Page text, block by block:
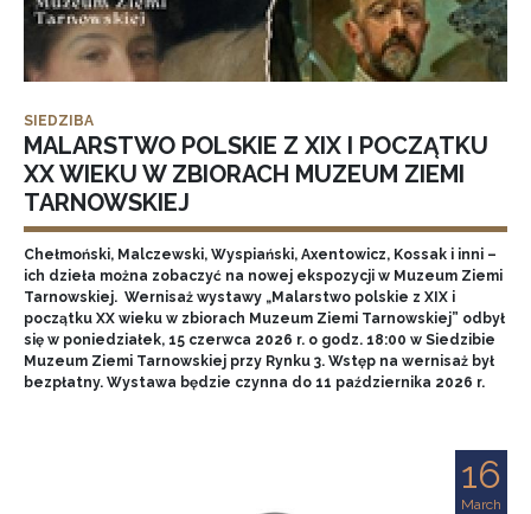
SIEDZIBA
MALARSTWO POLSKIE Z XIX I POCZĄTKU
XX WIEKU W ZBIORACH MUZEUM ZIEMI
TARNOWSKIEJ
Chełmoński, Malczewski, Wyspiański, Axentowicz, Kossak i inni –
ich dzieła można zobaczyć na nowej ekspozycji w Muzeum Ziemi
Tarnowskiej. Wernisaż wystawy „Malarstwo polskie z XIX i
początku XX wieku w zbiorach Muzeum Ziemi Tarnowskiej” odbył
się w poniedziałek, 15 czerwca 2026 r. o godz. 18:00 w Siedzibie
Muzeum Ziemi Tarnowskiej przy Rynku 3. Wstęp na wernisaż był
bezpłatny. Wystawa będzie czynna do 11 października 2026 r.
16
March